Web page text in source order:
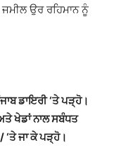
ਉਰ ਰਹਿਮਾਨ ਨੂੰ
ਡਾਇਰੀ ‘ਤੇ ਪੜ੍ਹੋ।
ਖੇਡਾਂ ਨਾਲ ਸਬੰਧਤ
ਜਾ ਕੇ ਪੜ੍ਹੋ।